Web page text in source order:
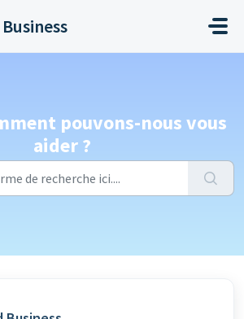
pouvons-nous vous
aider ?